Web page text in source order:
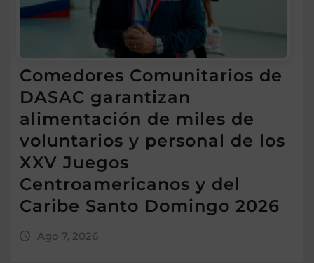
Comedores Comunitarios de
DASAC garantizan
alimentación de miles de
voluntarios y personal de los
XXV Juegos
Centroamericanos y del
Caribe Santo Domingo 2026
Ago 7, 2026